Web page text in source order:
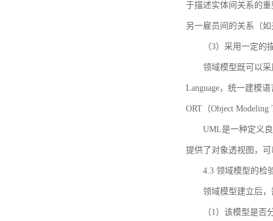
于描述实体间关系的
另一雇员间的关系（
（3）采用一定
领域模型既可以
Language，统一建模
ORT（Object
UML是一种定义
提供了对象透视图，
4.3 领域模型的检
领域模型建立后
（1）该模型是